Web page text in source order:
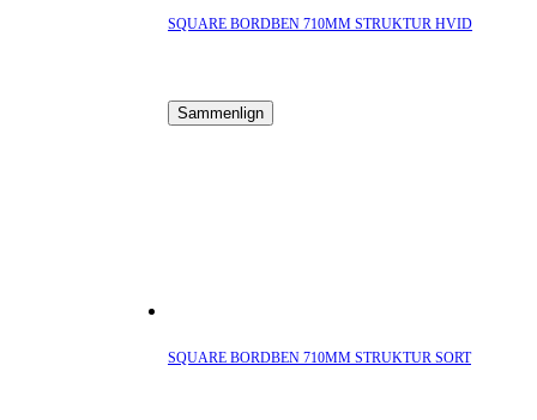
SQUARE BORDBEN 710MM STRUKTUR HVID
Sammenlign
SQUARE BORDBEN 710MM STRUKTUR SORT